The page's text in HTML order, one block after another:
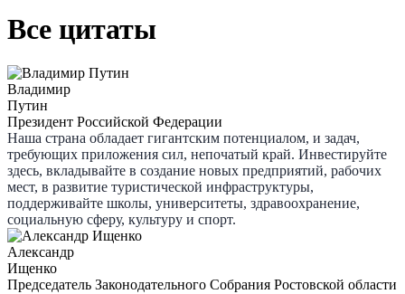
Все цитаты
Владимир
Путин
Президент Российской Федерации
Наша страна обладает гигантским потенциалом, и задач,
требующих приложения сил, непочатый край. Инвестируйте
здесь, вкладывайте в создание новых предприятий, рабочих
мест, в развитие туристической инфраструктуры,
поддерживайте школы, университеты, здравоохранение,
социальную сферу, культуру и спорт.
Александр
Ищенко
Председатель Законодательного Собрания Ростовской области